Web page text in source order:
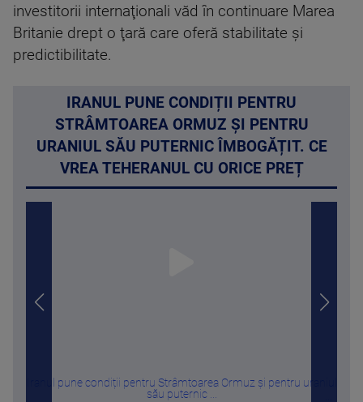
investitorii internaţionali văd în continuare Marea
Britanie drept o ţară care oferă stabilitate şi
predictibilitate.
IRANUL PUNE CONDIȚII PENTRU
STRÂMTOAREA ORMUZ ȘI PENTRU
URANIUL SĂU PUTERNIC ÎMBOGĂȚIT. CE
VREA TEHERANUL CU ORICE PREȚ
Iranul pune condiții pentru Strâmtoarea Ormuz și pentru uraniul
său puternic ...